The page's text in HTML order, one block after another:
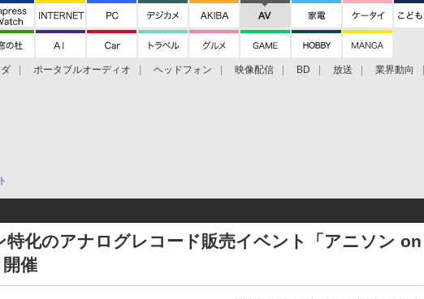
ポータブルオーディオ ヘッドフォン 映像配信 BD 放送 業界動向
特化のアナログレコード販売イベント「アニソン on
催